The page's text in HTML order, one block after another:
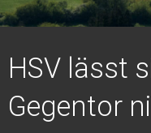
HSV lässt
Gegentor